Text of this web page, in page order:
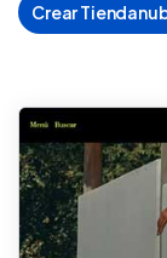
Crear